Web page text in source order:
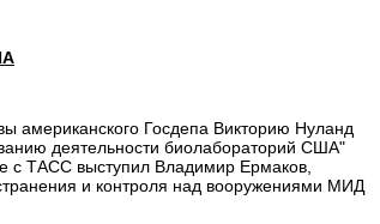
американского Госдепа Викторию Нуланд
деятельности биолабораторий США"
с ТАСС выступил Владимир Ермаков,
и контроля над вооружениями МИД